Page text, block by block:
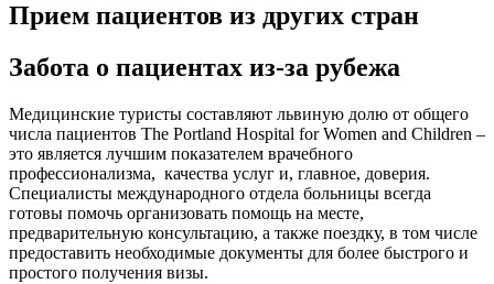
Прием пациентов из других стран
Забота о пациентах из-за рубежа
Медицинские туристы составляют львиную долю от общего
числа пациентов The Portland Hospital for Women and Children –
это является лучшим показателем врачебного
профессионализма, качества услуг и, главное, доверия.
Специалисты международного отдела больницы всегда
готовы помочь организовать помощь на месте,
предварительную консультацию, а также поездку, в том числе
предоставить необходимые документы для более быстрого и
простого получения визы.